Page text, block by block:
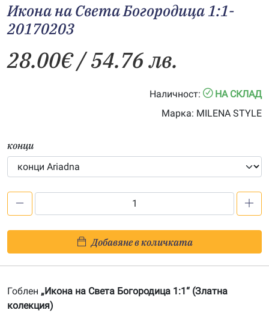
Икона на Света Богородица 1:1-
20170203
28.00€/ 54.76 лв.
Наличност:
НА СКЛАД
Марка: MILENA STYLE
конци
на
Света
1:1-
20170203
Добавяне в количката
Гоблен „Икона на Света Богородица 1:1“ (Златна
колекция)